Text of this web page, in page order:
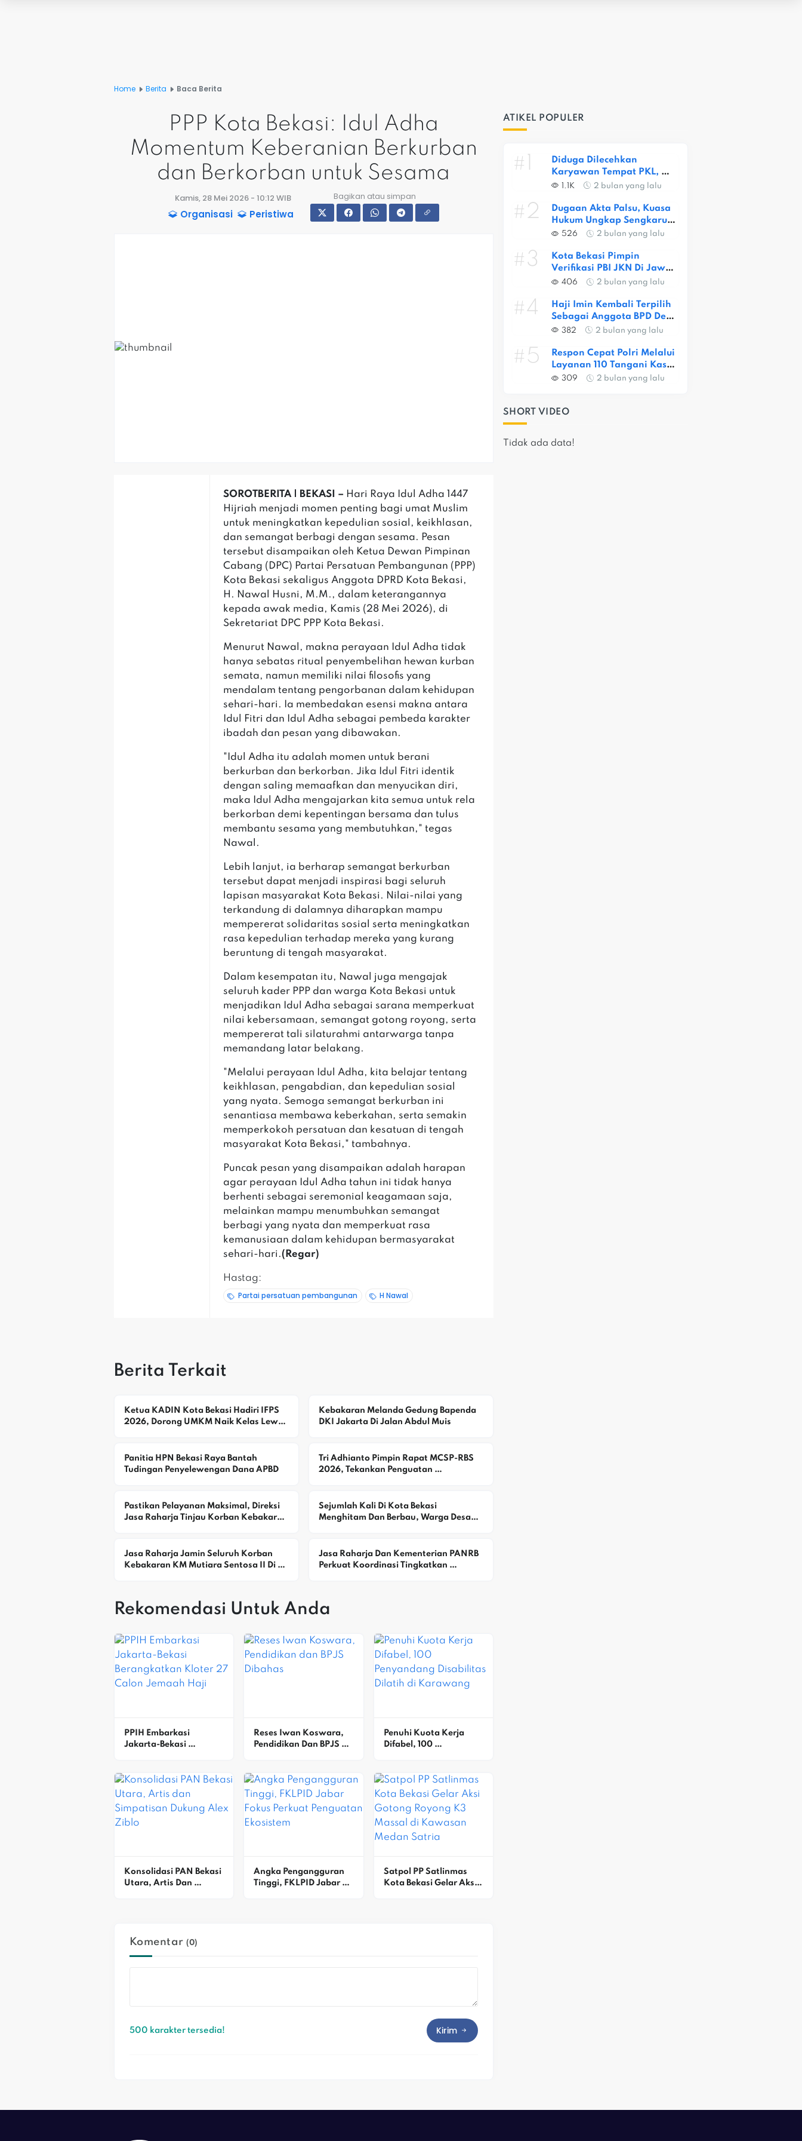
Home Berita Baca Berita
PPP Kota Bekasi: Idul Adha
Momentum Keberanian Berkurban
dan Berkorban untuk Sesama
Kamis, 28 Mei 2026 - 10:12 WIB
Organisasi Peristiwa
Bagikan atau simpan
‎SOROTBERITA | BEKASI – Hari Raya Idul Adha 1447
Hijriah menjadi momen penting bagi umat Muslim
untuk meningkatkan kepedulian sosial, keikhlasan,
dan semangat berbagi dengan sesama. Pesan
tersebut disampaikan oleh Ketua Dewan Pimpinan
Cabang (DPC) Partai Persatuan Pembangunan (PPP)
Kota Bekasi sekaligus Anggota DPRD Kota Bekasi,
H. Nawal Husni, M.M., dalam keterangannya
kepada awak media, Kamis (28 Mei 2026), di
Sekretariat DPC PPP Kota Bekasi.
‎‎Menurut Nawal, makna perayaan Idul Adha tidak
hanya sebatas ritual penyembelihan hewan kurban
semata, namun memiliki nilai filosofis yang
mendalam tentang pengorbanan dalam kehidupan
sehari-hari. Ia membedakan esensi makna antara
Idul Fitri dan Idul Adha sebagai pembeda karakter
ibadah dan pesan yang dibawakan.
‎‎"Idul Adha itu adalah momen untuk berani
berkurban dan berkorban. Jika Idul Fitri identik
dengan saling memaafkan dan menyucikan diri,
maka Idul Adha mengajarkan kita semua untuk rela
berkorban demi kepentingan bersama dan tulus
membantu sesama yang membutuhkan," tegas
Nawal.
‎‎Lebih lanjut, ia berharap semangat berkurban
tersebut dapat menjadi inspirasi bagi seluruh
lapisan masyarakat Kota Bekasi. Nilai-nilai yang
terkandung di dalamnya diharapkan mampu
mempererat solidaritas sosial serta meningkatkan
rasa kepedulian terhadap mereka yang kurang
beruntung di tengah masyarakat.
‎‎Dalam kesempatan itu, Nawal juga mengajak
seluruh kader PPP dan warga Kota Bekasi untuk
menjadikan Idul Adha sebagai sarana memperkuat
nilai kebersamaan, semangat gotong royong, serta
mempererat tali silaturahmi antarwarga tanpa
memandang latar belakang.
‎‎"Melalui perayaan Idul Adha, kita belajar tentang
keikhlasan, pengabdian, dan kepedulian sosial
yang nyata. Semoga semangat berkurban ini
senantiasa membawa keberkahan, serta semakin
memperkokoh persatuan dan kesatuan di tengah
masyarakat Kota Bekasi," tambahnya.
‎‎Puncak pesan yang disampaikan adalah harapan
agar perayaan Idul Adha tahun ini tidak hanya
berhenti sebagai seremonial keagamaan saja,
melainkan mampu menumbuhkan semangat
berbagi yang nyata dan memperkuat rasa
kemanusiaan dalam kehidupan bermasyarakat
sehari-hari.(Regar)
Hastag:
Partai persatuan pembangunan
H Nawal
ATIKEL POPULER
#1
Diduga Dilecehkan
Karyawan Tempat PKL,
Siswi SMKN 1 Kota Bekasi
1.1K 2 bulan yang lalu
#2
Dugaan Akta Palsu, Kuasa
Hukum Ungkap Sengkarut
Lahan Ceger
526 2 bulan yang lalu
#3
Kota Bekasi Pimpin
Verifikasi PBI JKN Di Jawa
Barat, Capaian Provinsi
406 2 bulan yang lalu
#4
Haji Imin Kembali Terpilih
Sebagai Anggota BPD Desa
Satria Jaya
382 2 bulan yang lalu
#5
Respon Cepat Polri Melalui
Layanan 110 Tangani Kasus
Dugaan Pembunuhan Di
309 2 bulan yang lalu
SHORT VIDEO
Tidak ada data!
Berita Terkait
Ketua KADIN Kota Bekasi Hadiri IFPS
2026, Dorong UMKM Naik Kelas Lewat
Kebakaran Melanda Gedung Bapenda
DKI Jakarta Di Jalan Abdul Muis
Panitia HPN Bekasi Raya Bantah
Tudingan Penyelewengan Dana APBD
Tri Adhianto Pimpin Rapat MCSP-RBS
2026, Tekankan Penguatan
Pastikan Pelayanan Maksimal, Direksi
Jasa Raharja Tinjau Korban Kebakaran
Sejumlah Kali Di Kota Bekasi
Menghitam Dan Berbau, Warga Desak
Jasa Raharja Jamin Seluruh Korban
Kebakaran KM Mutiara Sentosa II Di
Jasa Raharja Dan Kementerian PANRB
Perkuat Koordinasi Tingkatkan
Rekomendasi Untuk Anda
PPIH Embarkasi
Jakarta-Bekasi
Reses Iwan Koswara,
Pendidikan Dan BPJS
Penuhi Kuota Kerja
Difabel, 100
Konsolidasi PAN Bekasi
Utara, Artis Dan
Angka Pengangguran
Tinggi, FKLPID Jabar
Satpol PP Satlinmas
Kota Bekasi Gelar Aksi
Komentar(0)
500 karakter tersedia! Kirim